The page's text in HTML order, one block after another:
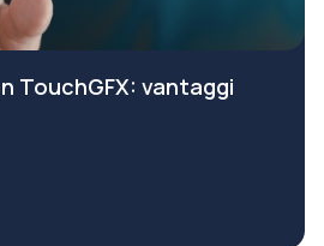
TouchGFX: vantaggi